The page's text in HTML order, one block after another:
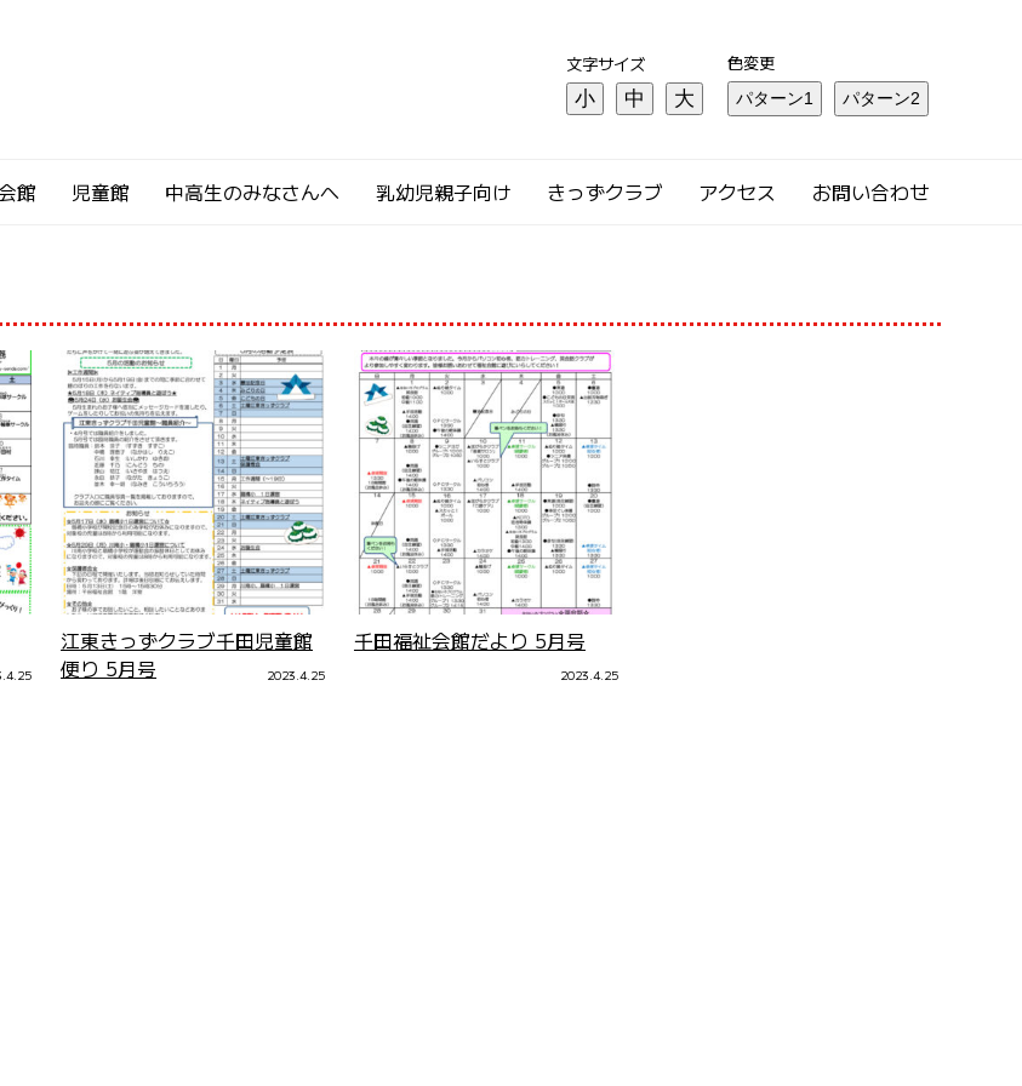
文字サイズ
小 中 大
色変更
館 児童館 中高生のみなさんへ 乳幼児親子向け きっずクラブ アクセス お問い合わせ
江東きっずクラブ千田児童館
便り 5月号
2023.4.25
千田福祉会館だより 5月号
2023.4.25